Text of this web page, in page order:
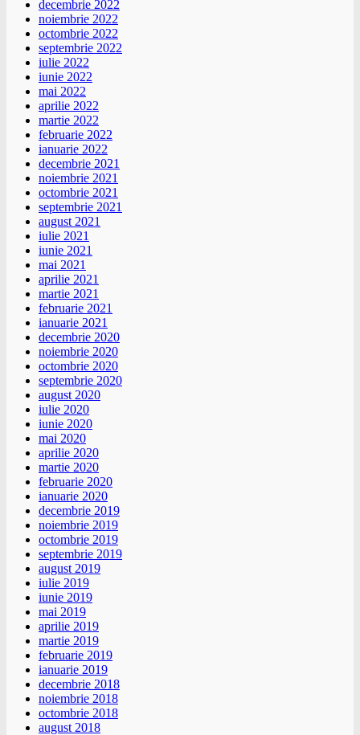
decembrie 2022
noiembrie 2022
octombrie 2022
septembrie 2022
iulie 2022
iunie 2022
mai 2022
aprilie 2022
martie 2022
februarie 2022
ianuarie 2022
decembrie 2021
noiembrie 2021
octombrie 2021
septembrie 2021
august 2021
iulie 2021
iunie 2021
mai 2021
aprilie 2021
martie 2021
februarie 2021
ianuarie 2021
decembrie 2020
noiembrie 2020
octombrie 2020
septembrie 2020
august 2020
iulie 2020
iunie 2020
mai 2020
aprilie 2020
martie 2020
februarie 2020
ianuarie 2020
decembrie 2019
noiembrie 2019
octombrie 2019
septembrie 2019
august 2019
iulie 2019
iunie 2019
mai 2019
aprilie 2019
martie 2019
februarie 2019
ianuarie 2019
decembrie 2018
noiembrie 2018
octombrie 2018
august 2018